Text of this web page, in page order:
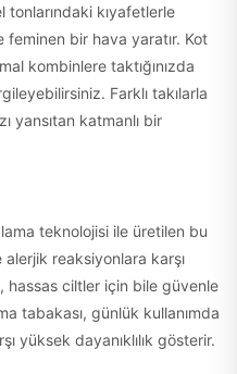
kıyafetlerle
bir hava yaratır. Kot
kombinlere taktığınızda
Farklı takılarla
yansıtan katmanlı bir
teknolojisi ile üretilen bu
reaksiyonlara karşı
hassas ciltler için bile güvenle
tabakası, günlük kullanımda
yüksek dayanıklılık gösterir.